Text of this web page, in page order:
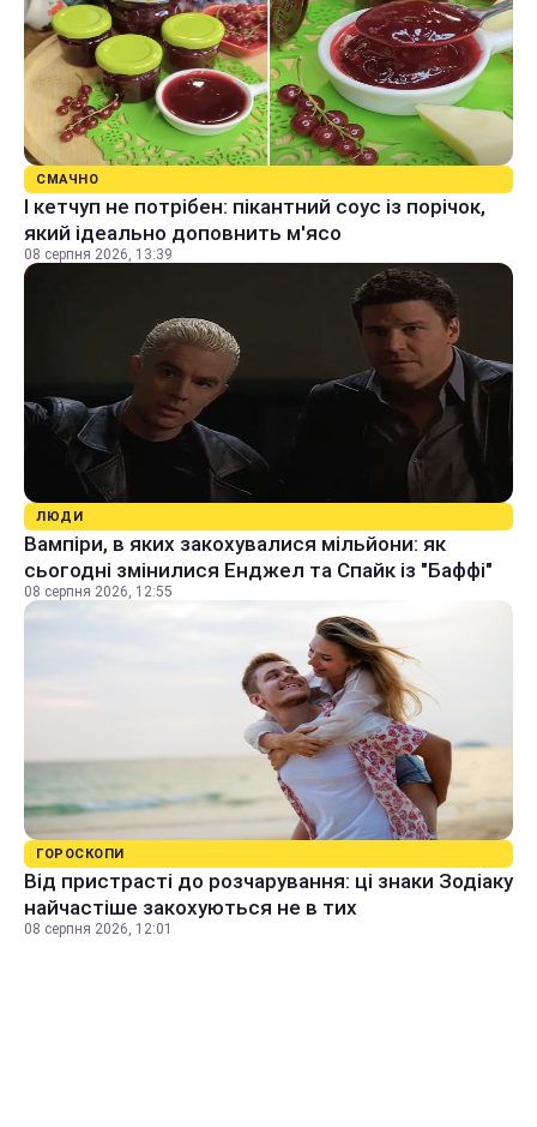
СМАЧНО
І кетчуп не потрібен: пікантний соус із порічок,
який ідеально доповнить м'ясо
08 серпня 2026, 13:39
ЛЮДИ
Вампіри, в яких закохувалися мільйони: як
сьогодні змінилися Енджел та Спайк із "Баффі"
08 серпня 2026, 12:55
ГОРОСКОПИ
Від пристрасті до розчарування: ці знаки Зодіаку
найчастіше закохуються не в тих
08 серпня 2026, 12:01